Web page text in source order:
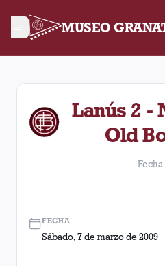
MUSEO
Fecha 5. Partido entre Lanús
Lanús 2 -
Old
Fecha
FECHA
Sábado, 7 de marzo de 2009